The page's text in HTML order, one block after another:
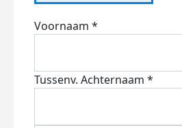
Voornaam *
Tussenv. Achternaam *